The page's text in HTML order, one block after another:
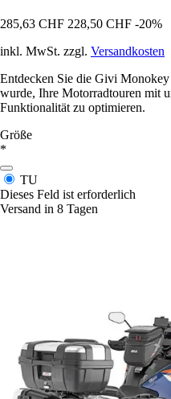
285,63 CHF 228,50 CHF -20%
inkl. MwSt. zzgl. Versandkosten
Entdecken Sie die Givi
wurde, Ihre Motorradtouren mit
Funktionalität zu optimieren.
Größe
*
TU
Dieses Feld ist erforderlich
Versand in 8 Tagen